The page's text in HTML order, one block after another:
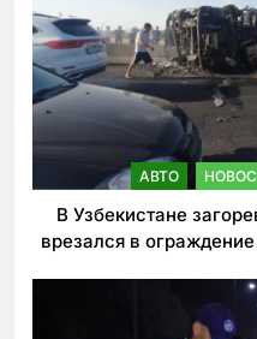
АВТО
В Узбекистане
врезался в